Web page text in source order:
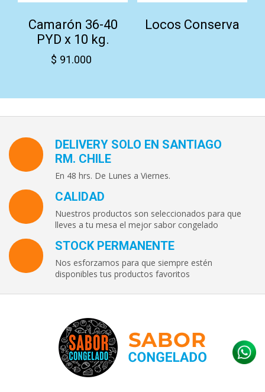
Camarón 36-40
PYD x 10 kg.
$ 91.000
Locos Conserva
DELIVERY SOLO EN SANTIAGO
RM. CHILE
En 48 hrs. De Lunes a Viernes.
CALIDAD
Nuestros productos son seleccionados para que
lleves a tu mesa el mejor sabor congelado
STOCK PERMANENTE
Nos esforzamos para que siempre estén
disponibles tus productos favoritos